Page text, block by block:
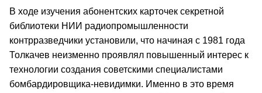
В ходе изучения абонентских карточек секретной
библиотеки НИИ радиопромышленности
контрразведчики установили, что начиная с 1981 года
Толкачев неизменно проявлял повышенный интерес к
технологии создания советскими специалистами
бомбардировщика-невидимки. Именно в это время